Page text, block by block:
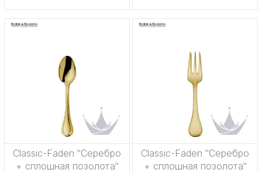
Classic-Faden "Серебро
+ сплошная позолота"
Classic-Faden "Серебро
+ сплошная позолота"